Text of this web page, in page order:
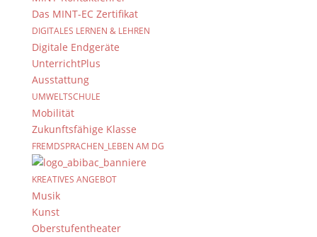
Das MINT-EC Zertifikat
DIGITALES LERNEN & LEHREN
Digitale Endgeräte
UnterrichtPlus
Ausstattung
UMWELTSCHULE
Mobilität
Zukunftsfähige Klasse
FREMDSPRACHEN_LEBEN AM DG
KREATIVES ANGEBOT
Musik
Kunst
Oberstufentheater